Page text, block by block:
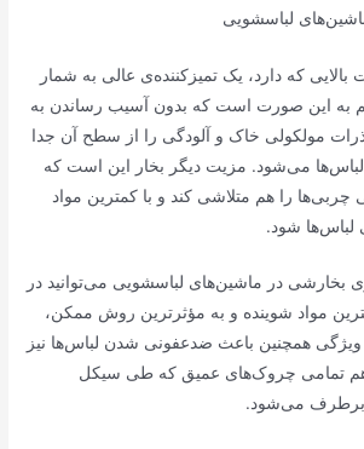
لباسشویی
که دارد، یک تمیزکننده‌ی عالی به شمار
به این صورت است که بدون آسیب رساندن به
ذرات مولکولی خاک و آلودگی را از سطح آن جدا
می‌شود. مزیت دیگر بخار این است که
چربی‌ها را هم متلاشی کند و با کمترین مواد
لباس‌ها شود.
بخارشی در ماشین‌های لباسشویی می‌توانید در
مواد شوینده و به مؤثرترین روش ممکن،
ویژگی همچنین باعث ضدعفونی شدن لباس‌ها نیز
هم تمامی چروک‌های عمیق که طی سیکل
می‌شود.